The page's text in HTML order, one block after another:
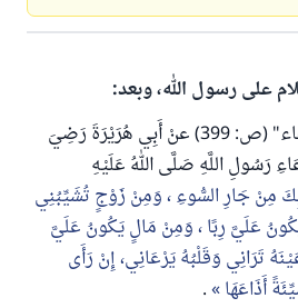
على رسول الله، وبعد:
أخرج الطبراني في "الدعاء" (ص: 399) عنْ أَبِي هُرَيْرَةَ رَضِيَ
رَسُولِ اللَّهِ صَلَّى اللهُ عَلَيْهِ
بِكَ مِنْ جَارِ السُّوءِ ، وَمِنْ زَوْجٍ تُشَيِّبُنِي
عَلَيَّ رِبًا ، وَمِنْ مَالٍ يَكُونُ عَلَيَّ
تَرَانِي وَقَلْبُهُ يَرْعَانِي، إِنْ رَأَى
أَذَاعَهَا .